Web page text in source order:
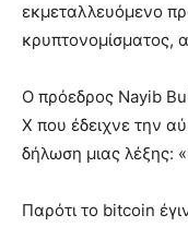
εκμεταλλευόμενο
κρυπτονομίσματος,
Ο πρόεδρος Nayib
X που έδειχνε την
δήλωση μιας λέξης:
Παρότι το bitcoin